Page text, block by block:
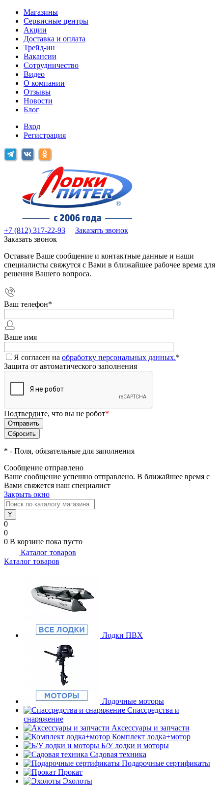
Магазины
Сервисные центры
Акции
Доставка и оплата
Трейд-ин
Вакансии
Сотрудничество
Видео
О компании
Отзывы
Новости
Блог
Вход
Регистрация
+7 (812) 317-22-93
Заказать звонок
Заказать звонок
Оставьте Ваше сообщение и контактные данные и наши
специалисты свяжутся с Вами в ближайшее рабочее время для
решения Вашего вопроса.
Ваш телефон*
Ваше имя
Я согласен на обработку персональных данных.*
Защита от автоматического заполнения
Подтвердите, что вы не робот*
* - Поля, обязательные для заполнения
Сообщение отправлено
Ваше сообщение успешно отправлено. В ближайшее время с
Вами свяжется наш специалист
Закрыть окно
0
0
0 В корзине пока пусто
Каталог товаров
Каталог товаров
Лодки ПВХ
Лодочные моторы
Спассредства и
снаряжение
Аксессуары и запчасти
Комплект лодка+мотор
Б/У лодки и моторы
Садовая техника
Подарочные сертификаты
Прокат
Эхолоты